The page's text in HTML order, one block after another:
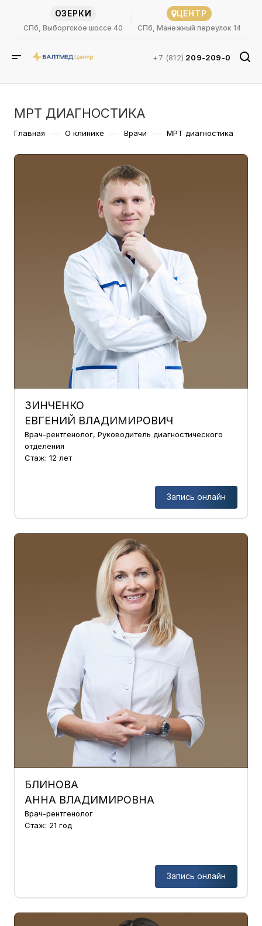
ОЗЕРКИ
СПб, Выборгское шоссе 40
ЦЕНТР
СПб, Манежный переулок 14
+7 (812) 209-209-0
МРТ ДИАГНОСТИКА
Главная — О клинике — Врачи — МРТ диагностика
ЗИНЧЕНКО
ЕВГЕНИЙ ВЛАДИМИРОВИЧ
Врач-рентгенолог, Руководитель диагностического
отделения
Стаж: 12 лет
Запись онлайн
БЛИНОВА
АННА ВЛАДИМИРОВНА
Врач-рентгенолог
Стаж: 21 год
Запись онлайн